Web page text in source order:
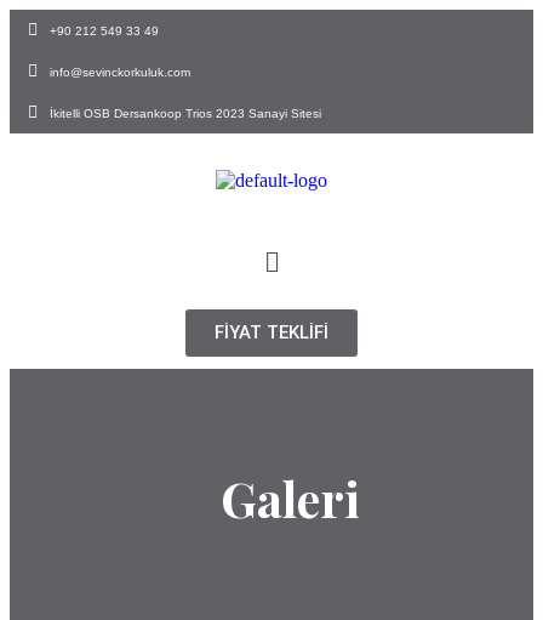
+90 212 549 33 49
info@sevinckorkuluk.com
İkitelli OSB Dersankoop Trios 2023 Sanayi Sitesi
FİYAT TEKLİFİ
Galeri